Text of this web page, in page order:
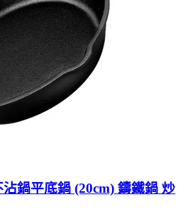
鍋平底鍋 (20cm) 鑄鐵鍋 炒